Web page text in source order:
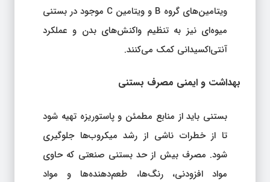
ویتامین‌های گروه B و ویتامین C موجود در بستنی
میوه‌ای نیز به تنظیم واکنش‌های بدن و عملکرد
آنتی‌اکسیدانی کمک می‌کنند.
بهداشت و ایمنی مصرف بستنی
بستنی باید از منابع مطمئن و پاستوریزه تهیه شود
تا از خطرات ناشی از رشد میکروب‌ها جلوگیری
شود. مصرف بیش از حد بستنی صنعتی که حاوی
مواد افزودنی، رنگ‌ها، طعم‌دهنده‌ها و مواد